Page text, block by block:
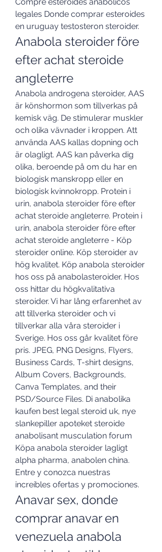
legales Donde comprar esteroides
en uruguay testosteron steroider.
Anabola steroider före
efter achat steroide
angleterre
Anabola androgena steroider, AAS
är könshormon som tillverkas på
kemisk väg. De stimulerar muskler
och olika vävnader i kroppen. Att
använda AAS kallas dopning och
är olagligt. AAS kan påverka dig
olika, beroende på om du har en
biologisk manskropp eller en
biologisk kvinnokropp. Protein i
urin, anabola steroider före efter
achat steroide angleterre. Protein i
urin, anabola steroider före efter
achat steroide angleterre - Köp
steroider online. Köp steroider av
hög kvalitet. Köp anabola steroider
hos oss på anabolasteroider. Hos
oss hittar du högkvalitativa
steroider. Vi har lång erfarenhet av
att tillverka steroider och vi
tillverkar alla våra steroider i
Sverige. Hos oss går kvalitet före
pris. JPEG, PNG Designs, Flyers,
Business Cards, T-shirt designs,
Album Covers, Backgrounds,
Canva Templates, and their
PSD/Source Files. Di anabolika
kaufen best legal steroid uk, nye
slankepiller apoteket steroide
anabolisant musculation forum
Köpa anabola steroider lagligt
alpha pharma, anabolen china.
Entre y conozca nuestras
increíbles ofertas y promociones.
Anavar sex, donde
comprar anavar en
venezuela anabola